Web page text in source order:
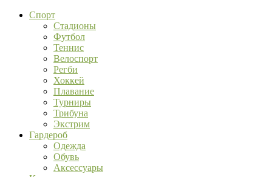
Спорт
Стадионы
Футбол
Теннис
Велоспорт
Регби
Хоккей
Плавание
Турниры
Трибуна
Экстрим
Гардероб
Одежда
Обувь
Аксессуары